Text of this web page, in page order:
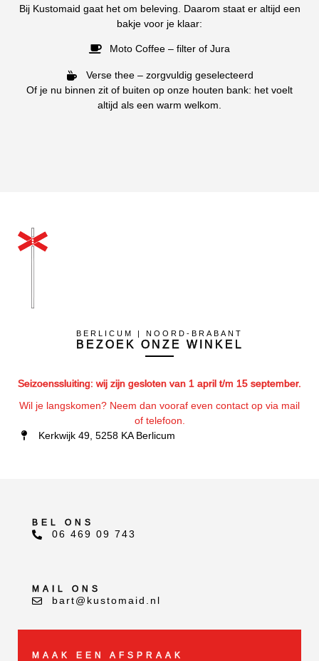
Bij Kustomaid gaat het om beleving. Daarom staat er altijd een
bakje voor je klaar:
Moto Coffee – filter of Jura
Verse thee – zorgvuldig geselecteerd
Of je nu binnen zit of buiten op onze houten bank: het voelt
altijd als een warm welkom.
BERLICUM | NOORD-BRABANT
BEZOEK ONZE WINKEL
Seizoenssluiting: wij zijn gesloten van 1 april t/m 15 september.
Wil je langskomen? Neem dan vooraf even contact op via mail
of telefoon.
Kerkwijk 49, 5258 KA Berlicum
BEL ONS
06 469 09 743
MAIL ONS
bart@kustomaid.nl
MAAK EEN AFSPRAAK